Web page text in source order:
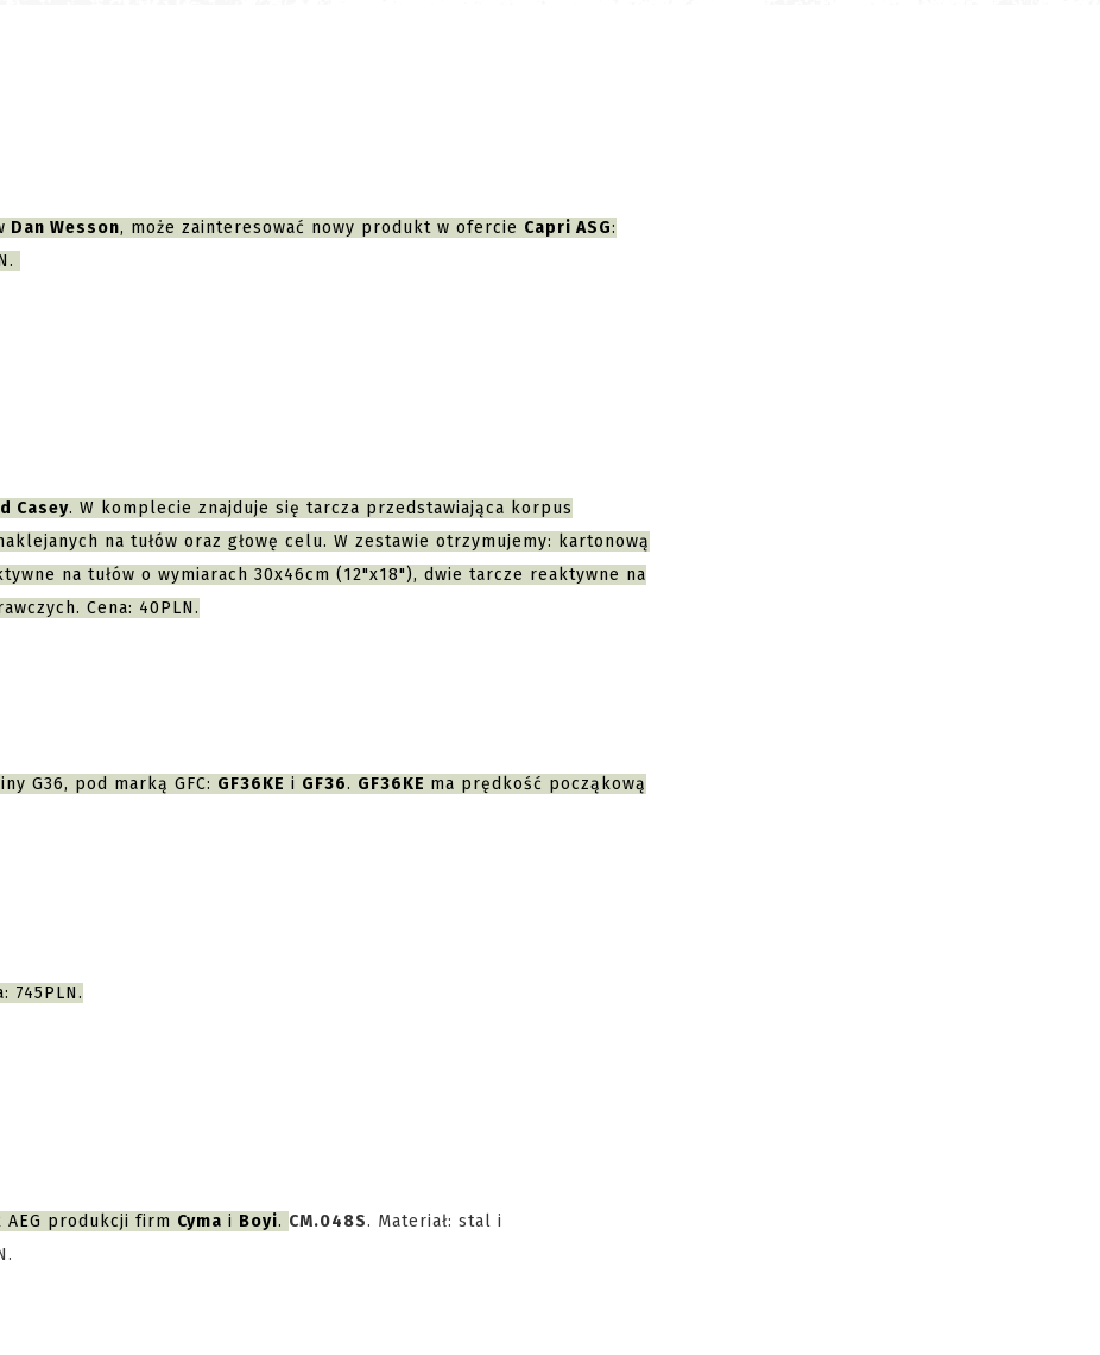
Dan Wesson, może zainteresować nowy produkt w ofercie Capri ASG:
Casey. W komplecie znajduje się tarcza przedstawiająca korpus
na tułów oraz głowę celu. W zestawie otrzymujemy: kartonową
na tułów o wymiarach 30x46cm (12"x18"), dwie tarcze reaktywne na
Cena: 40PLN.
G36, pod marką GFC: GF36KE i GF36. GF36KE ma prędkość począkową
745PLN.
produkcji firm Cyma i Boyi. CM.048S. Materiał: stal i